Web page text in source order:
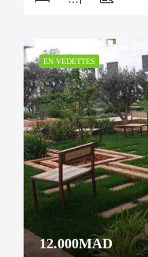
EN VEDETTES
12.000MAD